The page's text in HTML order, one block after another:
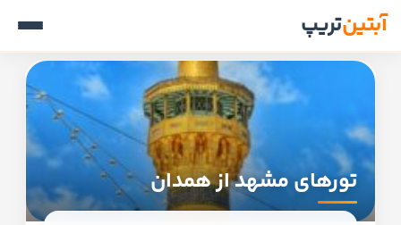
آبتینتریپ
تورهای مشهد از همدان